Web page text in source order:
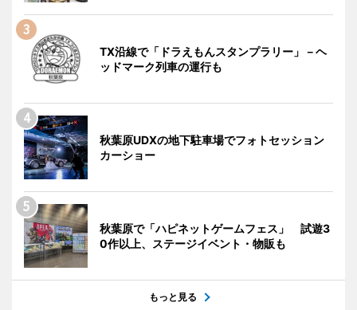
TX沿線で「ドラえもんスタンプラリー」－ヘ
ッドマーク列車の運行も
秋葉原UDXの地下駐車場でフォトセッション
カーショー
秋葉原で「ハピネットゲームフェス」 試遊3
0作以上、ステージイベント・物販も
もっと見る